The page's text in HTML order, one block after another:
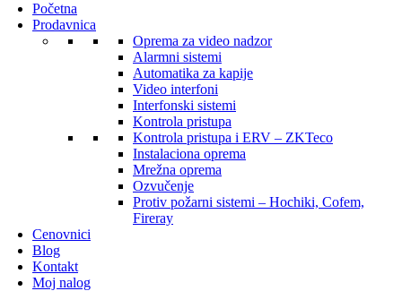
Početna
Prodavnica
Oprema za video nadzor
Alarmni sistemi
Automatika za kapije
Video interfoni
Interfonski sistemi
Kontrola pristupa
Kontrola pristupa i ERV – ZKTeco
Instalaciona oprema
Mrežna oprema
Ozvučenje
Protiv požarni sistemi – Hochiki, Cofem,
Fireray
Cenovnici
Blog
Kontakt
Moj nalog